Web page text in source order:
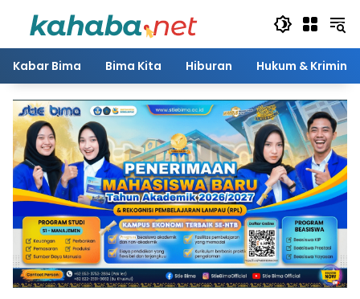
Kabar Bima Bima Kita Hiburan Hukum & Kriminal